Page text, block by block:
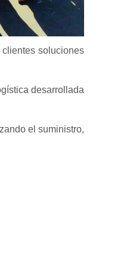
soluciones
desarrollada
el suministro,